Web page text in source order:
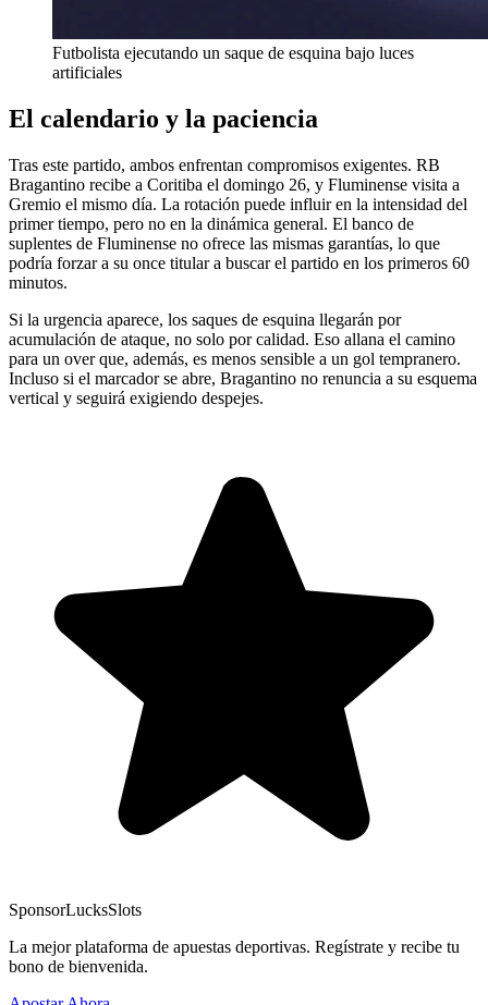
Futbolista ejecutando un saque de esquina bajo luces
artificiales
El calendario y la paciencia
Tras este partido, ambos enfrentan compromisos exigentes. RB
Bragantino recibe a Coritiba el domingo 26, y Fluminense visita a
Gremio el mismo día. La rotación puede influir en la intensidad del
primer tiempo, pero no en la dinámica general. El banco de
suplentes de Fluminense no ofrece las mismas garantías, lo que
podría forzar a su once titular a buscar el partido en los primeros 60
minutos.
Si la urgencia aparece, los saques de esquina llegarán por
acumulación de ataque, no solo por calidad. Eso allana el camino
para un over que, además, es menos sensible a un gol tempranero.
Incluso si el marcador se abre, Bragantino no renuncia a su esquema
vertical y seguirá exigiendo despejes.
SponsorLucksSlots
La mejor plataforma de apuestas deportivas. Regístrate y recibe tu
bono de bienvenida.